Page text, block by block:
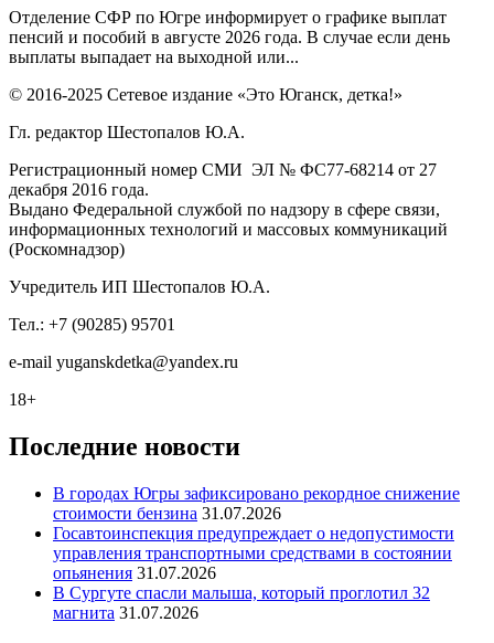
Отделение СФР по Югре информирует о графике выплат
пенсий и пособий в августе 2026 года. В случае если день
выплаты выпадает на выходной или...
© 2016-2025 Сетевое издание «Это Юганск, детка!»
Гл. редактор Шестопалов Ю.А.
Регистрационный номер СМИ ЭЛ № ФС77-68214 от 27
декабря 2016 года.
Выдано Федеральной службой по надзору в сфере связи,
информационных технологий и массовых коммуникаций
(Роскомнадзор)
Учредитель ИП Шестопалов Ю.А.
Тел.: +7 (90285) 95701
e-mail yuganskdetka@yandex.ru
18+
Последние новости
В городах Югры зафиксировано рекордное снижение
стоимости бензина 31.07.2026
Госавтоинспекция предупреждает о недопустимости
управления транспортными средствами в состоянии
опьянения 31.07.2026
В Сургуте спасли малыша, который проглотил 32
магнита 31.07.2026